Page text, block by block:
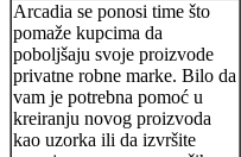
Arcadia se ponosi time što
pomaže kupcima da
poboljšaju svoje proizvode
privatne robne marke. Bilo da
vam je potrebna pomoć u
kreiranju novog proizvoda
kao uzorka ili da izvršite